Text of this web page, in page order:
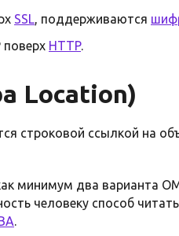
SSL, поддерживаются
поверх HTTP.
Location)
строковой ссылкой на
минимум два варианта
человеку способ
.